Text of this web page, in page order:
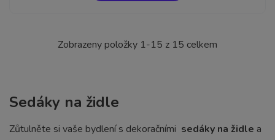
Zobrazeny položky 1-15 z 15 celkem
Sedáky na židle
Zůtulněte si vaše bydlení s dekoračními sedáky na židle a